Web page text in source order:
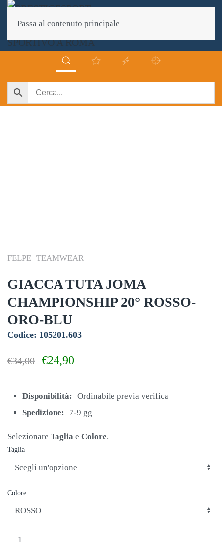
Passa al contenuto principale
FELPE TEAMWEAR
GIACCA TUTA JOMA
CHAMPIONSHIP 20° ROSSO-
ORO-BLU
Codice: 105201.603
€34,00
era:
€24,90
è:
Disponibilità:
Ordinabile previa verifica
Spedizione:
7-9 gg
Selezionare Taglia e Colore.
Taglia
Colore
GIACCA
TUTA